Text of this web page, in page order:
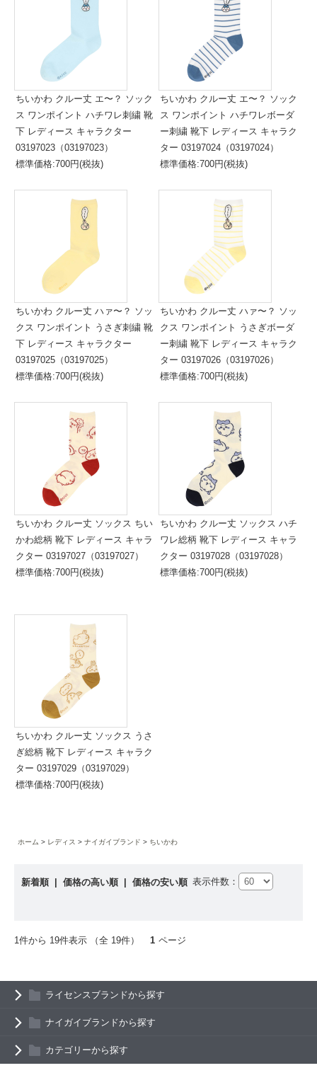
ちいかわ クルー丈 エ〜？ ソック
ス ワンポイント ハチワレ刺繍 靴
下 レディース キャラクター
03197023（03197023）
標準価格:700円(税抜)
ちいかわ クルー丈 エ〜？ ソック
ス ワンポイント ハチワレボーダ
ー刺繍 靴下 レディース キャラク
ター 03197024（03197024）
標準価格:700円(税抜)
ちいかわ クルー丈 ハァ〜？ ソッ
クス ワンポイント うさぎ刺繍 靴
下 レディース キャラクター
03197025（03197025）
標準価格:700円(税抜)
ちいかわ クルー丈 ハァ〜？ ソッ
クス ワンポイント うさぎボーダ
ー刺繍 靴下 レディース キャラク
ター 03197026（03197026）
標準価格:700円(税抜)
ちいかわ クルー丈 ソックス ちい
かわ総柄 靴下 レディース キャラ
クター 03197027（03197027）
標準価格:700円(税抜)
ちいかわ クルー丈 ソックス ハチ
ワレ総柄 靴下 レディース キャラ
クター 03197028（03197028）
標準価格:700円(税抜)
ちいかわ クルー丈 ソックス うさ
ぎ総柄 靴下 レディース キャラク
ター 03197029（03197029）
標準価格:700円(税抜)
ホーム レディス ナイガイブランド ちいかわ
新着順 価格の高い順 価格の安い順 表示件数：
1件から 19件表示 （全 19件） 1 ページ
ライセンスブランドから探す
ナイガイブランドから探す
カテゴリーから探す